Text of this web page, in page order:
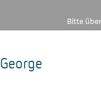
Bitte